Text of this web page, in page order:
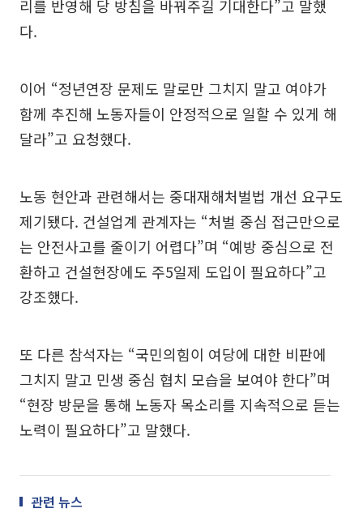
리를 반영해 당 방침을 바꿔주길 기대한다”고 말했
다.
이어 “정년연장 문제도 말로만 그치지 말고 여야가
함께 추진해 노동자들이 안정적으로 일할 수 있게 해
달라”고 요청했다.
노동 현안과 관련해서는 중대재해처벌법 개선 요구도
제기됐다. 건설업계 관계자는 “처벌 중심 접근만으로
는 안전사고를 줄이기 어렵다”며 “예방 중심으로 전
환하고 건설현장에도 주5일제 도입이 필요하다”고
강조했다.
또 다른 참석자는 “국민의힘이 여당에 대한 비판에
그치지 말고 민생 중심 협치 모습을 보여야 한다”며
“현장 방문을 통해 노동자 목소리를 지속적으로 듣는
노력이 필요하다”고 말했다.
관련 뉴스